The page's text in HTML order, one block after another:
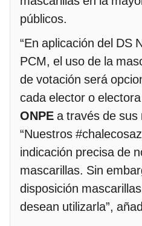
públicos.
“En aplicación del DS
PCM, el uso de la
de votación será
cada elector o
ONPE a través de sus
“Nuestros
indicación precisa de
mascarillas. Sin
disposición
desean utilizarla”,